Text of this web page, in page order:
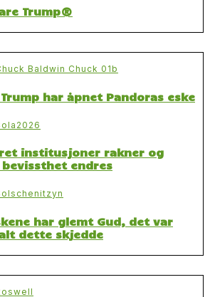
Trump®
har åpnet Pandoras eske
institusjoner rakner og
endres
har glemt Gud, det var
dette skjedde